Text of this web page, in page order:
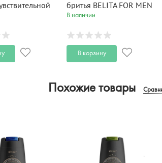
FOR MEN
бритья BELITA FOR MEN
100 мл
В наличии
В корзину
Похожие товары